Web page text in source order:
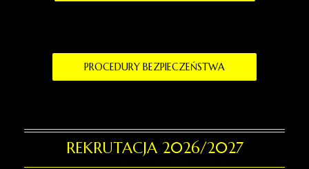
PROCEDURY BEZPIECZEŃSTWA
REKRUTACJA 2026/2027